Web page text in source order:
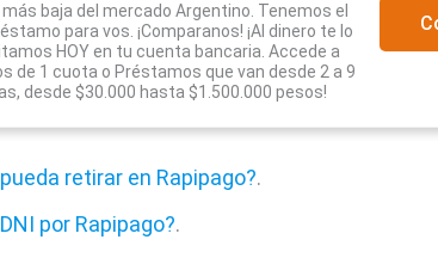
más baja del mercado Argentino. Tenemos el
para vos. ¡Comparanos! ¡Al dinero te lo
HOY en tu cuenta bancaria. Accede a
de 1 cuota o Préstamos que van desde 2 a 9
desde $30.000 hasta $1.500.000 pesos!
retirar en Rapipago?.
por Rapipago?.